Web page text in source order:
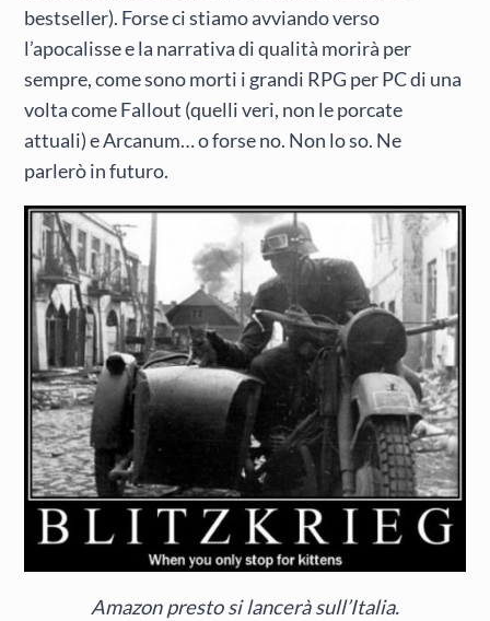
bestseller). Forse ci stiamo avviando verso
l’apocalisse e la narrativa di qualità morirà per
sempre, come sono morti i grandi RPG per PC di una
volta come Fallout (quelli veri, non le porcate
attuali) e Arcanum… o forse no. Non lo so. Ne
parlerò in futuro.
Amazon presto si lancerà sull’Italia.